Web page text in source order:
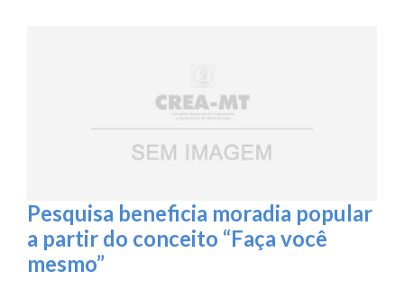
Pesquisa beneficia moradia popular
a partir do conceito “Faça você
mesmo”